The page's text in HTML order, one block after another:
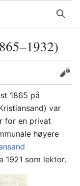
Søk
Rediger
1865 på
var
for en privat
høyere
1921 som lektor.